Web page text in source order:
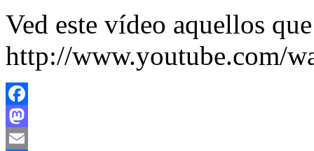
Ved este vídeo aquellos
http://www.youtube.com/
Facebook
Mastodon